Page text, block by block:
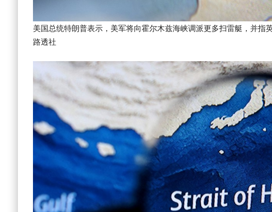
美国总统特朗普表示，美军将向霍尔木兹海峡调派更多扫雷艇，并指
路透社